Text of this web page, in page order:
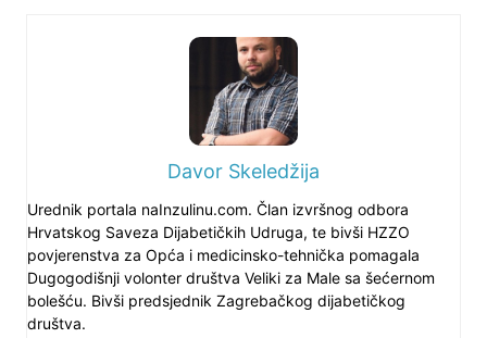
Davor Skeledžija
Urednik portala naInzulinu.com. Član izvršnog odbora
Hrvatskog Saveza Dijabetičkih Udruga, te bivši HZZO
povjerenstva za Opća i medicinsko-tehnička pomagala
Dugogodišnji volonter društva Veliki za Male sa šećernom
bolešću. Bivši predsjednik Zagrebačkog dijabetičkog
društva.